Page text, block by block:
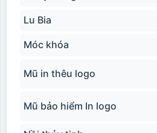
Lu Bia
Móc khóa
Mũ in thêu logo
Mũ bảo hiểm In logo